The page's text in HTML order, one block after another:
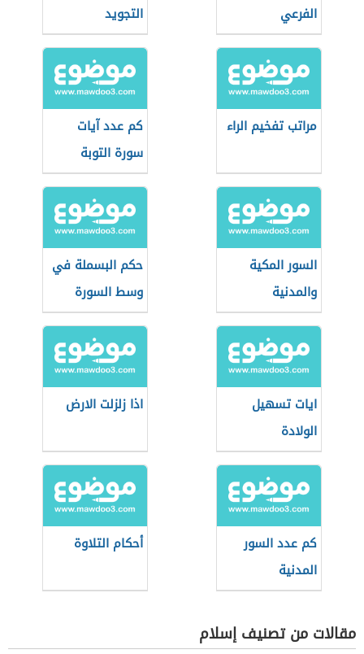
الفرعي
التجويد
مراتب تفخيم الراء
كم عدد آيات
سورة التوبة
السور المكية
والمدنية
حكم البسملة في
وسط السورة
ايات تسهيل
الولادة
اذا زلزلت الارض
كم عدد السور
المدنية
أحكام التلاوة
مقالات من تصنيف إسلام